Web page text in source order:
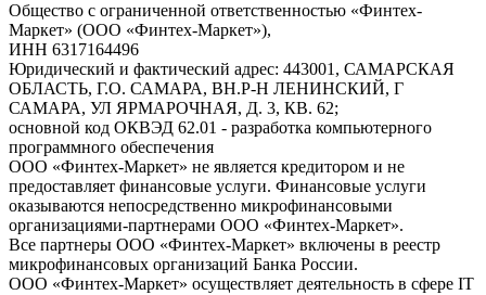
Общество с ограниченной ответственностью «Финтех-
Маркет» (ООО «Финтех-Маркет»),
ИНН 6317164496
Юридический и фактический адрес: 443001, САМАРСКАЯ
ОБЛАСТЬ, Г.О. САМАРА, ВН.Р-Н ЛЕНИНСКИЙ, Г
САМАРА, УЛ ЯРМАРОЧНАЯ, Д. 3, КВ. 62;
основной код ОКВЭД 62.01 - разработка компьютерного
программного обеспечения
ООО «Финтех-Маркет» не является кредитором и не
предоставляет финансовые услуги. Финансовые услуги
оказываются непосредственно микрофинансовыми
организациями-партнерами ООО «Финтех-Маркет».
Все партнеры ООО «Финтех-Маркет» включены в реестр
микрофинансовых организаций Банка России.
ООО «Финтех-Маркет» осуществляет деятельность в сфере IT